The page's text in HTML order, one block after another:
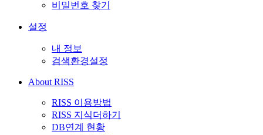
비밀번호 찾기
설정
내 정보
검색환경설정
About RISS
RISS 이용방법
RISS 지식더하기
DB연계 현황